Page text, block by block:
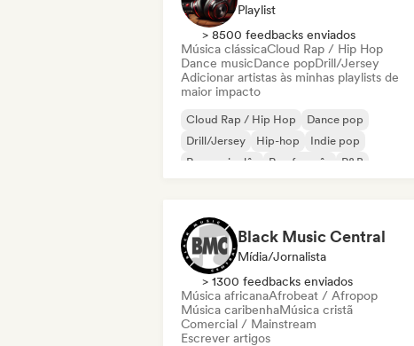
Playlist
> 8500 feedbacks enviados
Música clássicaCloud Rap / Hip Hop
Dance musicDance popDrill/Jersey
Adicionar artistas às minhas playlists de
maior impacto
Cloud Rap / Hip Hop
Dance pop
Drill/Jersey
Hip-hop
Indie pop
Rap em inglês
Rap francês R&B
Black Music Central
Mídia/Jornalista
> 1300 feedbacks enviados
Música africanaAfrobeat / Afropop
Música caribenhaMúsica cristã
Comercial / Mainstream
Escrever artigos